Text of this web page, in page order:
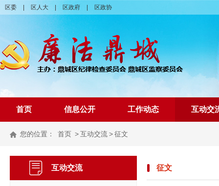
区委 区人大 区政府 区政协
首页 信息公开 工作动态 互动交
您的位置： 首页 >互动交流>征文
互动交流 征文